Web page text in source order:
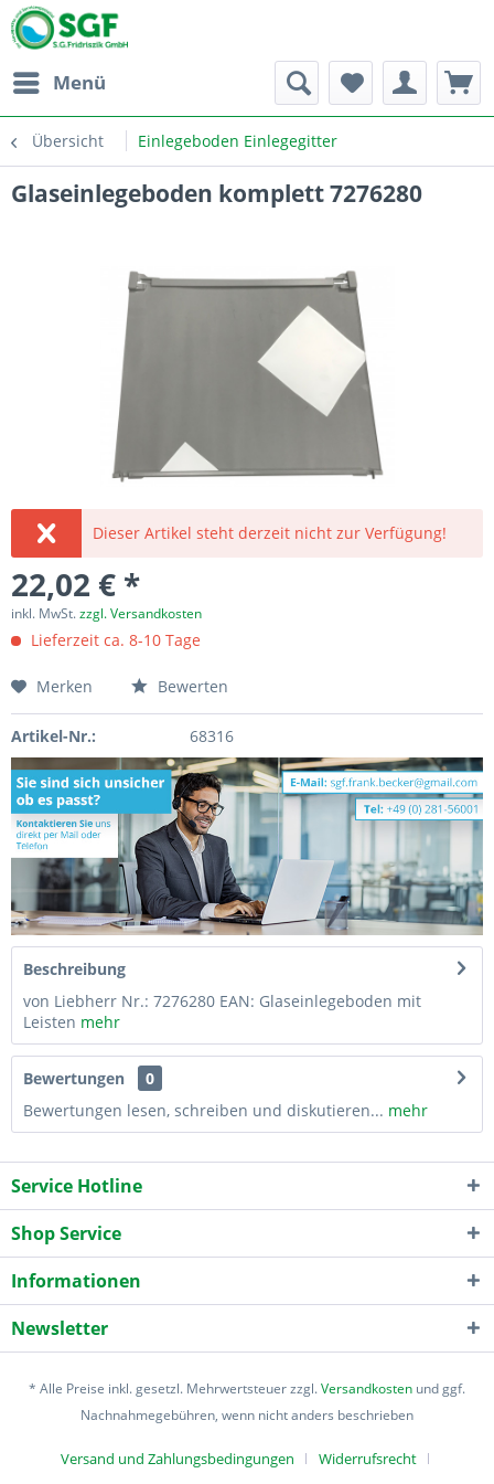
Menü
Übersicht Einlegeboden Einlegegitter
Glaseinlegeboden komplett 7276280
Dieser Artikel steht derzeit nicht zur Verfügung!
22,02 € *
inkl. MwSt.zzgl. Versandkosten
Lieferzeit ca. 8-10 Tage
Merken Bewerten
Artikel-Nr.: 68316
Beschreibung
von Liebherr Nr.: 7276280 EAN: Glaseinlegeboden mit
Leisten mehr
Bewertungen
0
Bewertungen lesen, schreiben und diskutieren... mehr
Service Hotline
Shop Service
Informationen
Newsletter
* Alle Preise inkl. gesetzl. Mehrwertsteuer zzgl.Versandkosten und ggf.
Nachnahmegebühren, wenn nicht anders beschrieben
Versand und Zahlungsbedingungen Widerrufsrecht